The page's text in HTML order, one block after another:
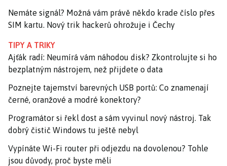
Nemáte signál? Možná vám právě někdo krade číslo přes
SIM kartu. Nový trik hackerů ohrožuje i Čechy
TIPY A TRIKY
Ajťák radí: Neumírá vám náhodou disk? Zkontrolujte si ho
bezplatným nástrojem, než přijdete o data
Poznejte tajemství barevných USB portů: Co znamenají
černé, oranžové a modré konektory?
Programátor si řekl dost a sám vyvinul nový nástroj. Tak
dobrý čistič Windows tu ještě nebyl
Vypínáte Wi-Fi router při odjezdu na dovolenou? Tohle
jsou důvody, proč byste měli